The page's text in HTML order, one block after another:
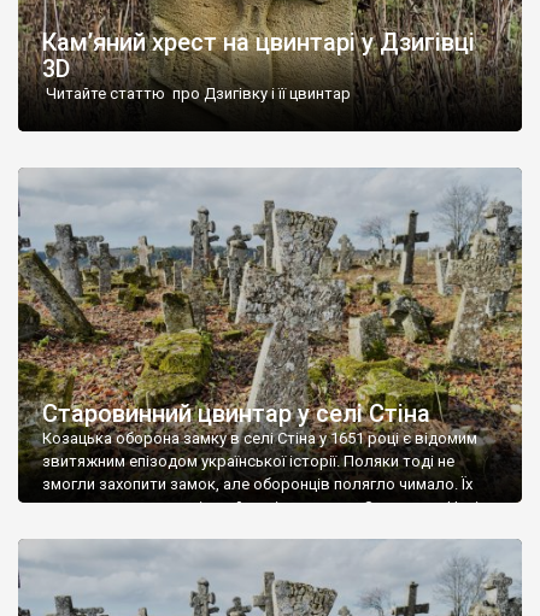
Кам’яний хрест на цвинтарі у Дзигівці
3D
Читайте статтю про Дзигівку і її цвинтар
Старовинний цвинтар у селі Стіна
Козацька оборона замку в селі Стіна у 1651 році є відомим
звитяжним епізодом української історії. Поляки тоді не
змогли захопити замок, але оборонців полягло чимало. Їх
поховали на цвинтарі, який тоді називався Замковим. Нині на
ньому чимало хрестів 19 століття, є такі, де епітафії стер […]